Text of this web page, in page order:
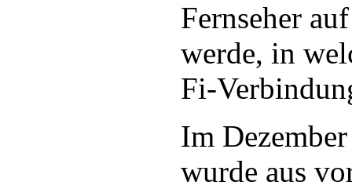
Fernseher
werde, in
Fi-
Im
wurde aus